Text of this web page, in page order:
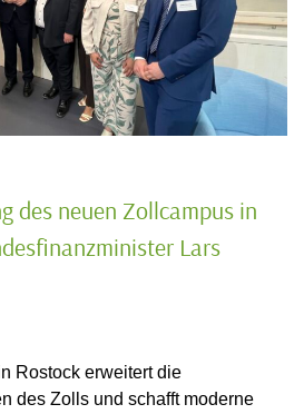
des neuen Zollcampus in
Lars
Rostock erweitert die
des Zolls und schafft moderne